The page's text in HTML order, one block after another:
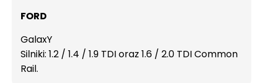
FORD
GalaxY
Silniki: 1.2 / 1.4 / 1.9 TDI oraz 1.6 / 2.0 TDI Common
Rail.